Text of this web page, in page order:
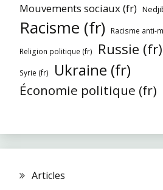
Mouvements sociaux (fr)
Racisme (fr) Racisme anti-
Religion politique (fr) Russie (fr)
Syrie (fr) Ukraine (fr)
Économie politique (fr)
Articles